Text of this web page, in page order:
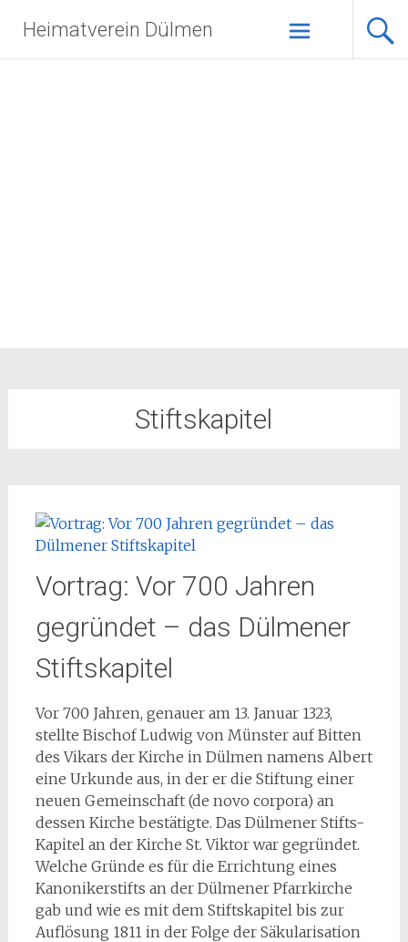
Inhalt
springen
Heimatverein Dülmen
Stiftskapitel
Vortrag: Vor 700 Jahren
gegründet – das Dülmener
Stiftskapitel
Vor 700 Jahren, genauer am 13. Januar 1323,
stellte Bischof Ludwig von Münster auf Bitten
des Vikars der Kirche in Dülmen namens Albert
eine Urkunde aus, in der er die Stiftung einer
neuen Gemeinschaft (de novo corpora) an
dessen Kirche bestätigte. Das Dülmener Stifts-
Kapitel an der Kirche St. Viktor war gegründet.
Welche Gründe es für die Errichtung eines
Kanonikerstifts an der Dülmener Pfarrkirche
gab und wie es mit dem Stiftskapitel bis zur
Auflösung 1811 in der Folge der Säkularisation